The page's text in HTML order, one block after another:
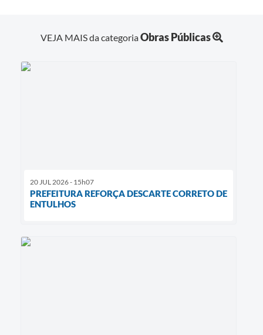
VEJA MAIS da categoriaObras Públicas
20 JUL 2026 - 15h07
PREFEITURA REFORÇA DESCARTE CORRETO DE
ENTULHOS